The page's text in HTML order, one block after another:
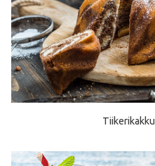
Tiikerikakku